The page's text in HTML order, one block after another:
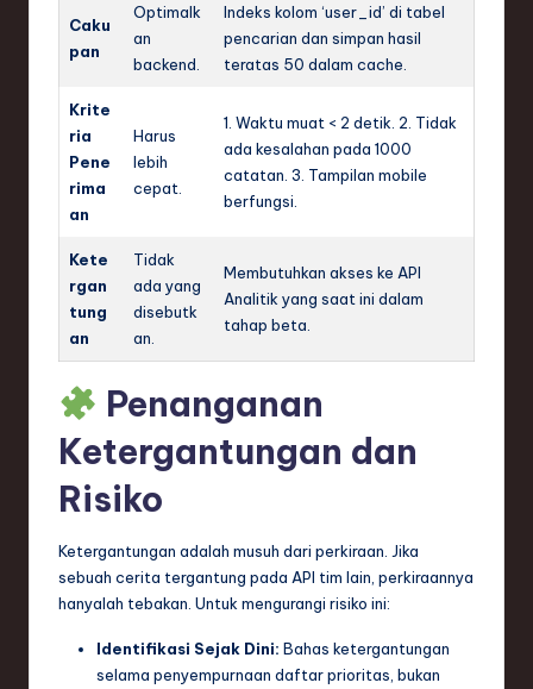
Caku
pan
Optimalk
an
backend.
Indeks kolom ‘user_id’ di tabel
pencarian dan simpan hasil
teratas 50 dalam cache.
Krite
ria
Pene
rima
an
Harus
lebih
cepat.
1. Waktu muat < 2 detik. 2. Tidak
ada kesalahan pada 1000
catatan. 3. Tampilan mobile
berfungsi.
Kete
rgan
tung
an
Tidak
ada yang
disebutk
an.
Membutuhkan akses ke API
Analitik yang saat ini dalam
tahap beta.
Penanganan
Ketergantungan dan
Risiko
Ketergantungan adalah musuh dari perkiraan. Jika
sebuah cerita tergantung pada API tim lain, perkiraannya
hanyalah tebakan. Untuk mengurangi risiko ini:
Identifikasi Sejak Dini: Bahas ketergantungan
selama penyempurnaan daftar prioritas, bukan